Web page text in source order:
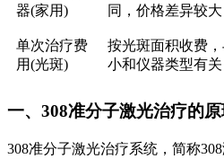
器(家用)
同，价格差异较大
单次治疗费
用(光斑)
按光斑面积收费
小和仪器类型有关
一、308准分子激光治疗的
308准分子激光治疗系统，简称